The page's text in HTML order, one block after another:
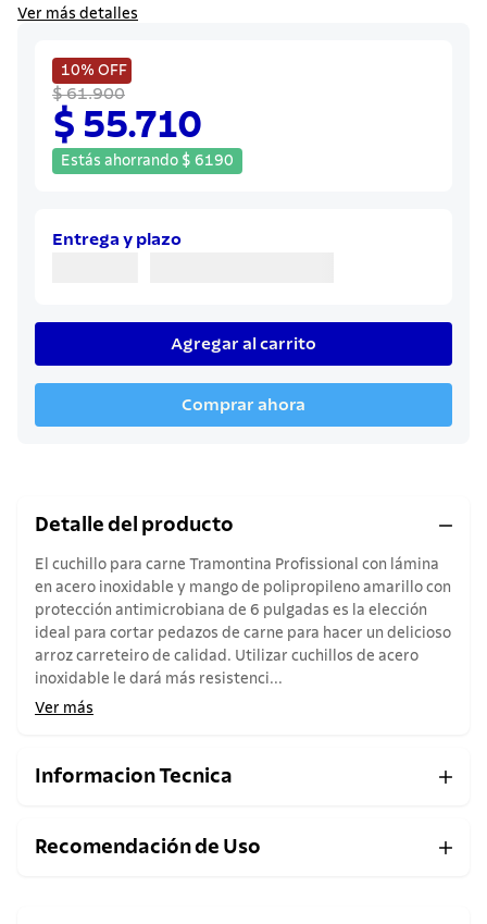
Ver más detalles
10% OFF
$ 61.900
$ 55.710
Estás ahorrando $ 6190
Entrega y plazo
Agregar al carrito
Comprar ahora
Detalle del producto
El cuchillo para carne Tramontina Profissional con lámina
en acero inoxidable y mango de polipropileno amarillo con
protección antimicrobiana de 6 pulgadas es la elección
ideal para cortar pedazos de carne para hacer un delicioso
arroz carreteiro de calidad. Utilizar cuchillos de acero
inoxidable le dará más resistenci...
Ver más
Informacion Tecnica
Recomendación de Uso
8.
juego cuchillos
cuchillo
10. olla